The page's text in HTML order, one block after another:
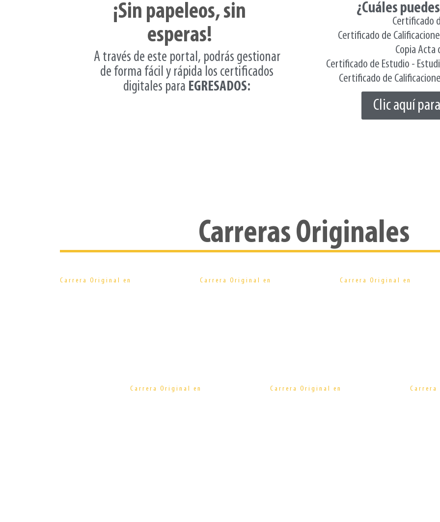
¡Sin papeleos, sin
esperas!
A través de este portal, podrás gestionar
de forma fácil y rápida los certificados
digitales para EGRESADOS:
¿Cuáles
Certificado
Certificado de
Copia Acta
Certificado de Estudio -
Certificado de
Clic aquí
Carreras Originales
en Narrativas
Carrera Original en
Publicitaria
Carrera Original en
de Modas
Carrera Original en
Escenario
Carrera Original en
Estratégico
Carrera Original en